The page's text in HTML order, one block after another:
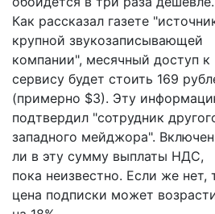
Как рассказал газете
крупной звукозаписывающей
компании", месячный доступ к
сервису будет стоить 169
(примерно $3). Эту
подтвердил "сотрудник
западного мейджора".
ли в эту сумму выплаты НДС,
пока неизвестно. Если же нет,
цена подписки может